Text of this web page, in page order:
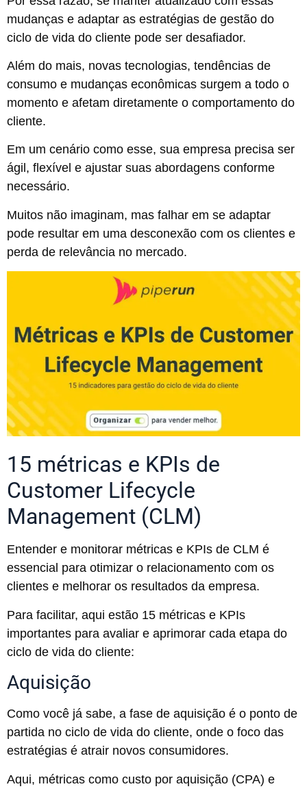
mudanças e adaptar as estratégias de gestão do
ciclo de vida do cliente pode ser desafiador.
Além do mais, novas tecnologias, tendências de
consumo e mudanças econômicas surgem a todo o
momento e afetam diretamente o comportamento do
cliente.
Em um cenário como esse, sua empresa precisa ser
ágil, flexível e ajustar suas abordagens conforme
necessário.
Muitos não imaginam, mas falhar em se adaptar
pode resultar em uma desconexão com os clientes e
perda de relevância no mercado.
15 métricas e KPIs de
Customer Lifecycle
Management (CLM)
Entender e monitorar métricas e KPIs de CLM é
essencial para otimizar o relacionamento com os
clientes e melhorar os resultados da empresa.
Para facilitar, aqui estão 15 métricas e KPIs
importantes para avaliar e aprimorar cada etapa do
ciclo de vida do cliente:
Aquisição
Como você já sabe, a fase de aquisição é o ponto de
partida no ciclo de vida do cliente, onde o foco das
estratégias é atrair novos consumidores.
Aqui, métricas como custo por aquisição (CPA) e